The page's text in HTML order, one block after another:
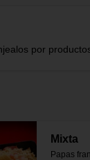
por
Mixta
Papas